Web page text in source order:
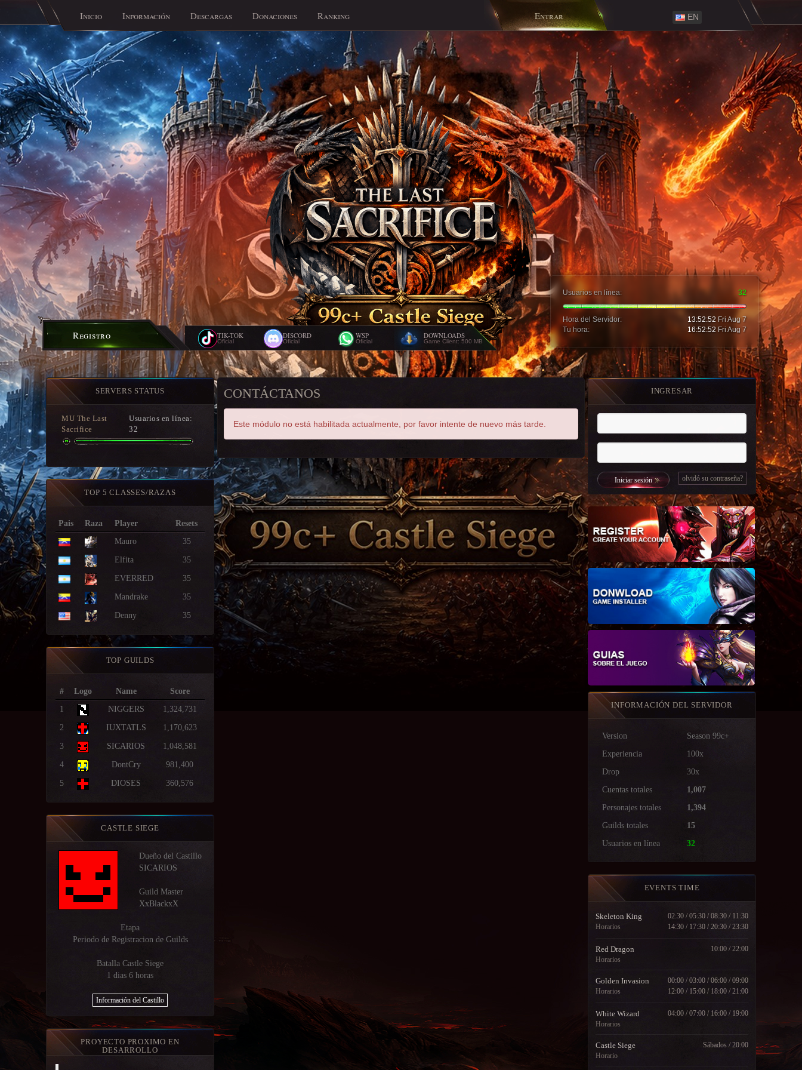
Inicio Información Descargas Donaciones Ranking Entrar EN
Registro TIK-TOK
Oficial
DISCORD
Oficial
WSP
Oficial
DOWNLOADS
Game Client: 500 MB
Usuarios en línea: 32
Hora del Servidor: 13:52:54 Fri Aug 7
Tu hora:
16:52:54 Fri Aug 7
SERVERS STATUS
MU The Last
Sacrifice
Usuarios en línea:
32
TOP 5 CLASSES/RAZAS
Pais Raza Player
Resets
Mauro
35
Elfita 35
EVERRED 35
Mandrake 35
Denny 35
TOP GUILDS
# Logo Name
Score
1
NIGGERS 1,324,731
2 IUXTATLS 1,170,623
3 SICARIOS 1,048,581
4 DontCry 981,400
5 DIOSES 360,576
CASTLE SIEGE
Dueño del Castillo
SICARIOS
Guild Master
XxBlackxX
Etapa
Periodo de Registracion de Guilds
Batalla Castle Siege
1 dias 6 horas
Información del Castillo
PROYECTO PROXIMO EN
DESARROLLO
CONTÁCTANOS
Este módulo no está habilitada actualmente, por favor intente de nuevo más tarde.
INGRESAR
Iniciar sesión olvidó su contraseña?
INFORMACIÓN DEL SERVIDOR
Version
Season 99c+
Experiencia
100x
Drop
30x
Cuentas totales
1,007
Personajes totales
1,394
Guilds totales
15
Usuarios en línea
32
EVENTS TIME
Skeleton King
Horarios
02:30 / 05:30 / 08:30 / 11:30
14:30 / 17:30 / 20:30 / 23:30
Red Dragon
Horarios
10:00 / 22:00
Golden Invasion
Horarios
00:00 / 03:00 / 06:00 / 09:00
12:00 / 15:00 / 18:00 / 21:00
White Wizard
Horarios
04:00 / 07:00 / 16:00 / 19:00
Castle Siege
Horario
Sábados / 20:00